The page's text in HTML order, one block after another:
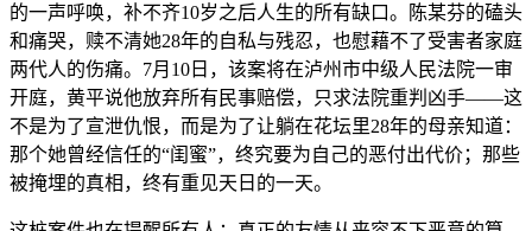
的一声呼唤，补不齐10岁之后人生的所有缺口。陈某芬的磕头
和痛哭，赎不清她28年的自私与残忍，也慰藉不了受害者家庭
两代人的伤痛。7月10日，该案将在泸州市中级人民法院一审
开庭，黄平说他放弃所有民事赔偿，只求法院重判凶手——这
不是为了宣泄仇恨，而是为了让躺在花坛里28年的母亲知道：
那个她曾经信任的“闺蜜”，终究要为自己的恶付出代价；那些
被掩埋的真相，终有重见天日的一天。